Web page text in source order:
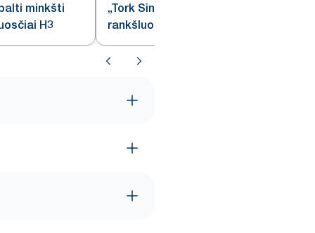
minkšti
H3
„Tork Singlefold“ žali
rankšluosčiai H3